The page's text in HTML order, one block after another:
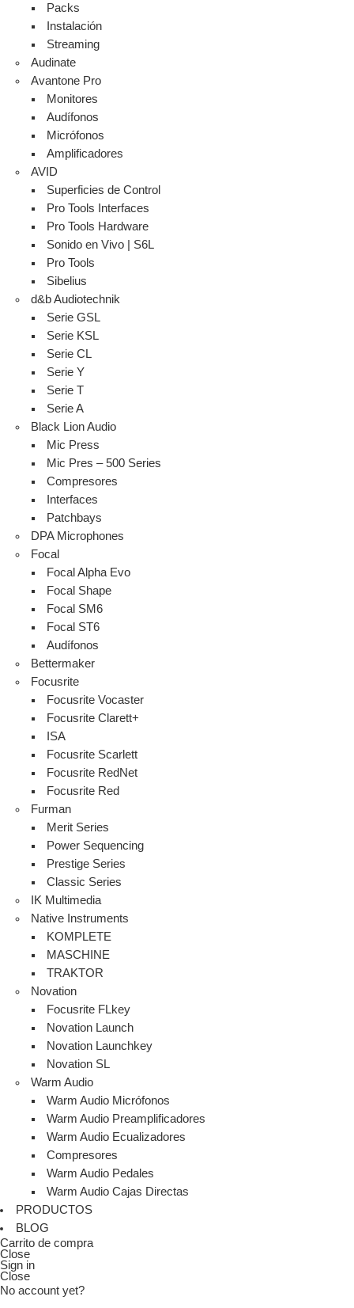
Packs
Instalación
Streaming
Audinate
Avantone Pro
Monitores
Audífonos
Micrófonos
Amplificadores
AVID
Superficies de Control
Pro Tools Interfaces
Pro Tools Hardware
Sonido en Vivo | S6L
Pro Tools
Sibelius
d&b Audiotechnik
Serie GSL
Serie KSL
Serie CL
Serie Y
Serie T
Serie A
Black Lion Audio
Mic Press
Mic Pres – 500 Series
Compresores
Interfaces
Patchbays
DPA Microphones
Focal
Focal Alpha Evo
Focal Shape
Focal SM6
Focal ST6
Audífonos
Bettermaker
Focusrite
Focusrite Vocaster
Focusrite Clarett+
ISA
Focusrite Scarlett
Focusrite RedNet
Focusrite Red
Furman
Merit Series
Power Sequencing
Prestige Series
Classic Series
IK Multimedia
Native Instruments
KOMPLETE
MASCHINE
TRAKTOR
Novation
Focusrite FLkey
Novation Launch
Novation Launchkey
Novation SL
Warm Audio
Warm Audio Micrófonos
Warm Audio Preamplificadores
Warm Audio Ecualizadores
Compresores
Warm Audio Pedales
Warm Audio Cajas Directas
PRODUCTOS
BLOG
Carrito de compra
Close
Sign in
Close
No account yet?